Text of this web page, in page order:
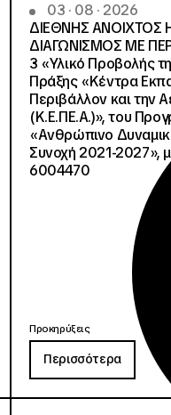
03 · 08 · 2026
ΔΙΕΘΝΗΣ ΑΝΟΙΧΤΟΣ
ΔΙΑΓΩΝΙΣΜΟΣ ΜΕ
3 «Υλικό Προβολής
Πράξης «Κέντρα
Περιβάλλον και την
(Κ.Ε.ΠΕ.Α.)», του
«Ανθρώπινο
Συνοχή 2021-2027»,
6004470
Προκηρύξεις
Περισσότερα